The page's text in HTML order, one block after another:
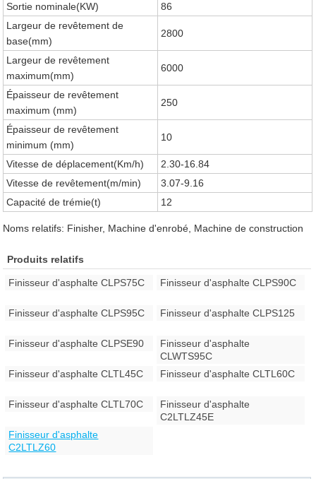
Sortie nominale(KW)
86
Largeur de revêtement de
base(mm)
2800
Largeur de revêtement
maximum(mm)
6000
Épaisseur de revêtement
maximum (mm)
250
Épaisseur de revêtement
minimum (mm)
10
Vitesse de déplacement(Km/h)
2.30-16.84
Vitesse de revêtement(m/min)
3.07-9.16
Capacité de trémie(t)
12
Noms relatifs: Finisher, Machine d'enrobé, Machine de construction
Produits relatifs
Finisseur d'asphalte CLPS75C Finisseur d'asphalte CLPS90C
Finisseur d'asphalte CLPS95C Finisseur d'asphalte CLPS125
Finisseur d'asphalte CLPSE90
Finisseur d'asphalte
CLWTS95C
Finisseur d'asphalte CLTL45C
Finisseur d'asphalte CLTL60C
Finisseur d'asphalte CLTL70C
Finisseur d'asphalte
C2LTLZ45E
Finisseur d'asphalte
C2LTLZ60